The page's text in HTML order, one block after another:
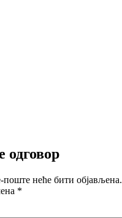
одговор
поште неће бити објављена.
*